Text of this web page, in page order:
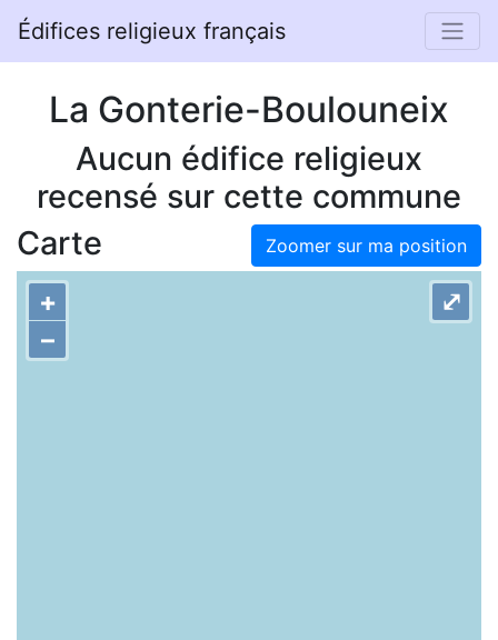
Édifices religieux français
La Gonterie-Boulouneix
Aucun édifice religieux
recensé sur cette commune
Zoomer sur ma position
Carte
+
–
⤢